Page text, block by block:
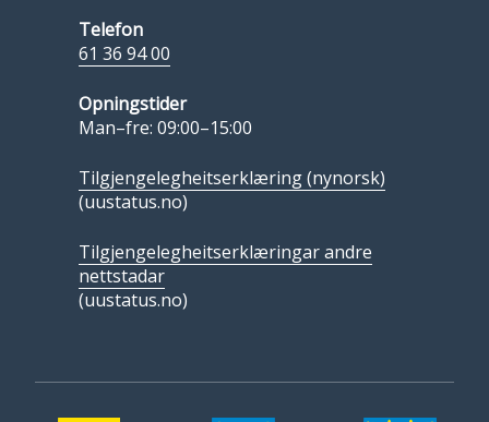
Telefon
61 36 94 00
Opningstider
Man–fre: 09:00–15:00
Tilgjengelegheitserklæring (nynorsk)
(uustatus.no)
Tilgjengelegheitserklæringar andre
nettstadar
(uustatus.no)